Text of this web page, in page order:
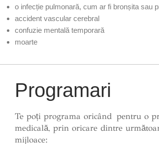
o infecție pulmonară, cum ar fi bronșita sau
accident vascular cerebral
confuzie mentală temporară
moarte
Programari
Te poți programa oricând pentru o
medicală, prin oricare dintre
mijloace: